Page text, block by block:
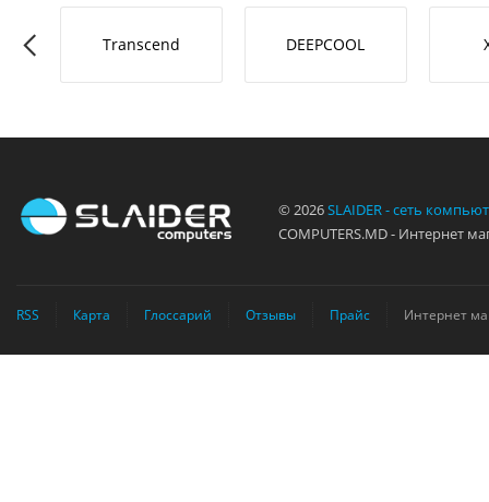
L Transcend DEEPCOOL
© 2026SLAIDER - сеть
COMPUTERS.MD - Интернет
RSS Карта Глоссарий Отзывы Прайс Интернет